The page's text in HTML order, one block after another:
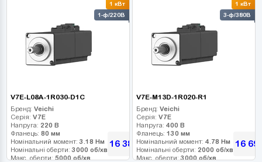
1 кВт
1-ф/220В
V7E-L08A-1R030-D1C
Бренд: Veichi
Серія: V7E
Напруга: 220 В
Фланець: 80 мм
Номінальний момент:3.18 Нм
Номінальні оберти:3000 об/хв
Макс. оберти: 5000 об/хв
16 380 грн
1 кВт
3-ф/380В
V7E-M13D-1R020-R1
Бренд: Veichi
Серія: V7E
Напруга: 400 В
Фланець: 130 мм
Номінальний момент: 4.78 Нм
Номінальні оберти: 2000 об/хв
Макс. оберти:3000 об/хв
16